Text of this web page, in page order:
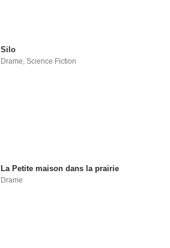
Silo
Drame ,Science Fiction
La Petite maison dans la prairie
Drame